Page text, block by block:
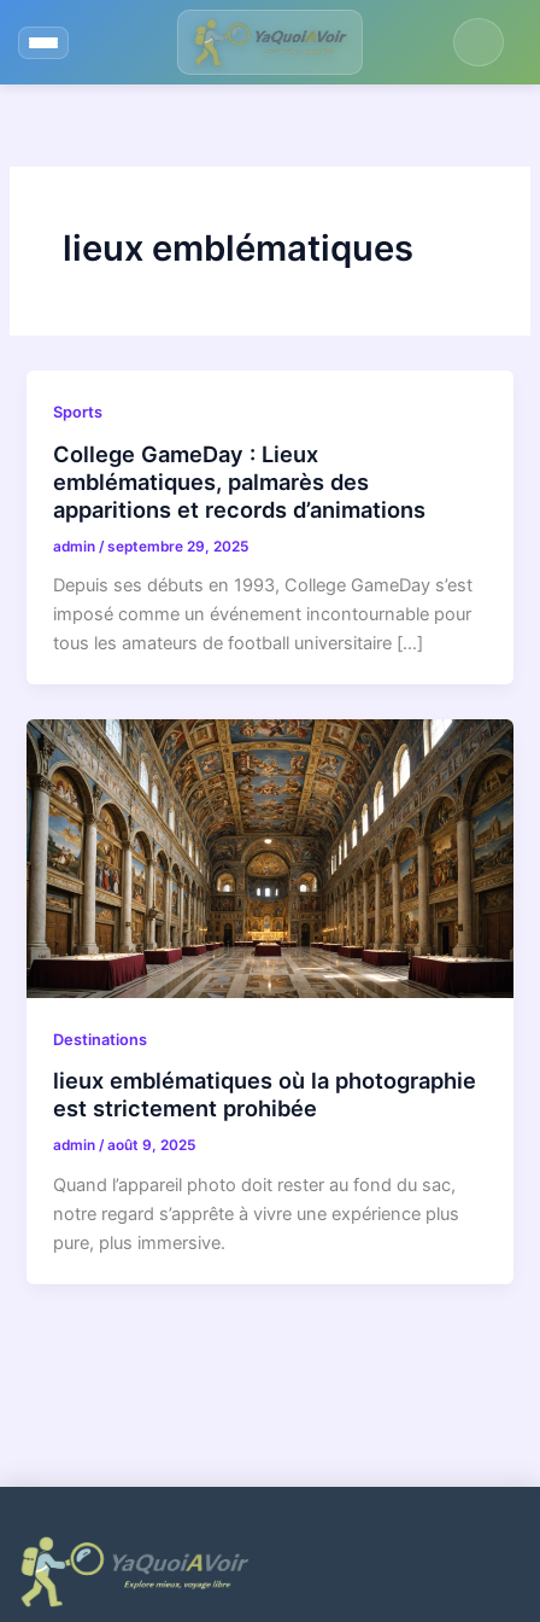
lieux emblématiques
Sports
College GameDay : Lieux
emblématiques, palmarès des
apparitions et records d’animations
admin /septembre 29, 2025
Depuis ses débuts en 1993, College GameDay s’est
imposé comme un événement incontournable pour
tous les amateurs de football universitaire […]
Destinations
lieux emblématiques où la photographie
est strictement prohibée
admin/août 9, 2025
Quand l’appareil photo doit rester au fond du sac,
notre regard s’apprête à vivre une expérience plus
pure, plus immersive.